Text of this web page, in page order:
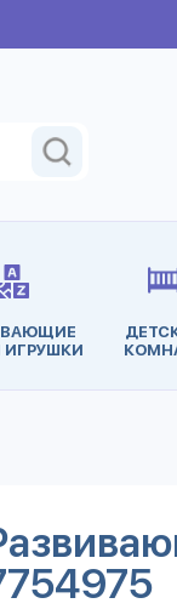
ИГРУШКИ